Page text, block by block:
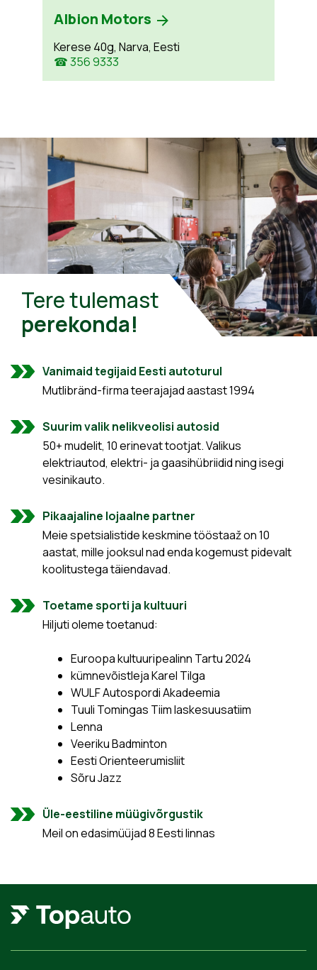
Albion Motors
Kerese 40g, Narva, Eesti
☎ 356 9333
Tere tulemast
perekonda!
Vanimaid tegijaid Eesti autoturul
Mutlibränd-firma teerajajad aastast 1994
Suurim valik nelikveolisi autosid
50+ mudelit, 10 erinevat tootjat. Valikus
elektriautod, elektri- ja gaasihübriidid ning isegi
vesinikauto.
Pikaajaline lojaalne partner
Meie spetsialistide keskmine tööstaaž on 10
aastat, mille jooksul nad enda kogemust pidevalt
koolitustega täiendavad.
Toetame sporti ja kultuuri
Hiljuti oleme toetanud:
Euroopa kultuuripealinn Tartu 2024
kümnevõistleja Karel Tilga
WULF Autospordi Akadeemia
Tuuli Tomingas Tiim laskesuusatiim
Lenna
Veeriku Badminton
Eesti Orienteerumisliit
Sõru Jazz
Üle-eestiline müügivõrgustik
Meil on edasimüüjad 8 Eesti linnas